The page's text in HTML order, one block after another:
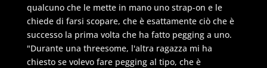
qualcuno che le mette in mano uno strap-on e le
chiede di farsi scopare, che è esattamente ciò che è
successo la prima volta che ha fatto pegging a uno.
"Durante una threesome, l'altra ragazza mi ha
chiesto se volevo fare pegging al tipo, che è